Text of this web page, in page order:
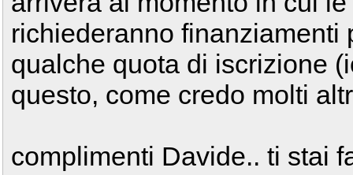
richiederanno finanziamenti
qualche quota di iscrizione
questo, come credo molti
complimenti Davide.. ti stai